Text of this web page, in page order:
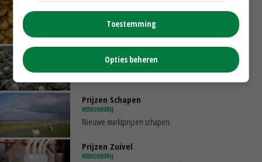
Nieuwe gegevens Frankfurt en PCA
MARKTCIJFERS
Nieuwe gegevens Tuindersbelang
Prijzen Schapen
VEEHOUDERIJ
Nieuwe marktprijzen schapen.
Prijzen Zuivel
VEEHOUDERIJ
Toestemming
Opties beheren